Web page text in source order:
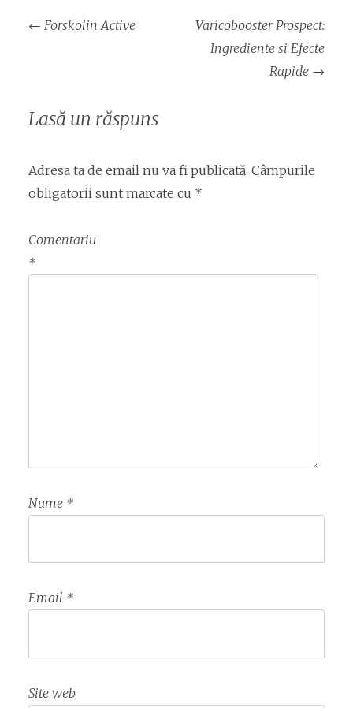
Navigare
← Forskolin Active
Varicobooster Prospect:
Ingrediente si Efecte
Rapide →
Lasă un răspuns
Adresa ta de email nu va fi publicată. Câmpurile
obligatorii sunt marcate cu *
Comentariu
*
Nume *
Email *
Site web